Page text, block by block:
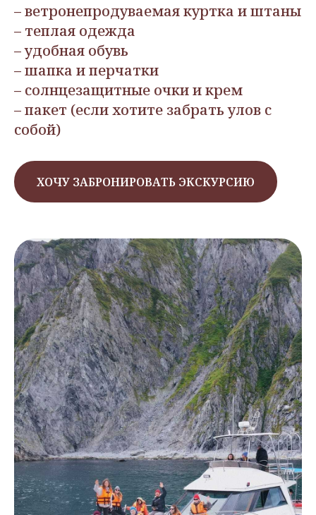
– ветронепродуваемая куртка и штаны
– теплая одежда
– удобная обувь
– шапка и перчатки
– солнцезащитные очки и крем
– пакет (если хотите забрать улов с
собой)
ХОЧУ ЗАБРОНИРОВАТЬ ЭКСКУРСИЮ